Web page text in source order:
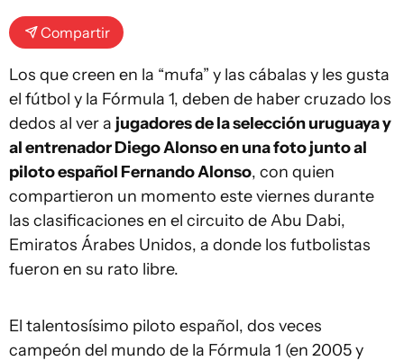
Compartir
Los que creen en la “mufa” y las cábalas y les gusta
el fútbol y la Fórmula 1, deben de haber cruzado los
dedos al ver a jugadores de la selección uruguaya y
al entrenador Diego Alonso en una foto junto al
piloto español Fernando Alonso, con quien
compartieron un momento este viernes durante
las clasificaciones en el circuito de Abu Dabi,
Emiratos Árabes Unidos, a donde los futbolistas
fueron en su rato libre.
El talentosísimo piloto español, dos veces
campeón del mundo de la Fórmula 1 (en 2005 y